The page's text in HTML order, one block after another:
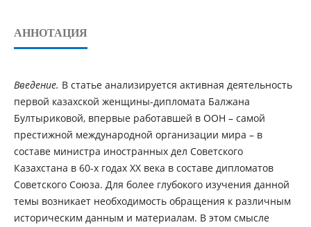
АННОТАЦИЯ
Введение. В статье анализируется активная деятельность
первой казахской женщины-дипломата Балжана
Бултыриковой, впервые работавшей в ООН – самой
престижной международной организации мира – в
составе министра иностранных дел Советского
Казахстана в 60-х годах XX века в составе дипломатов
Советского Союза. Для более глубокого изучения данной
темы возникает необходимость обращения к различным
историческим данным и материалам. В этом смысле